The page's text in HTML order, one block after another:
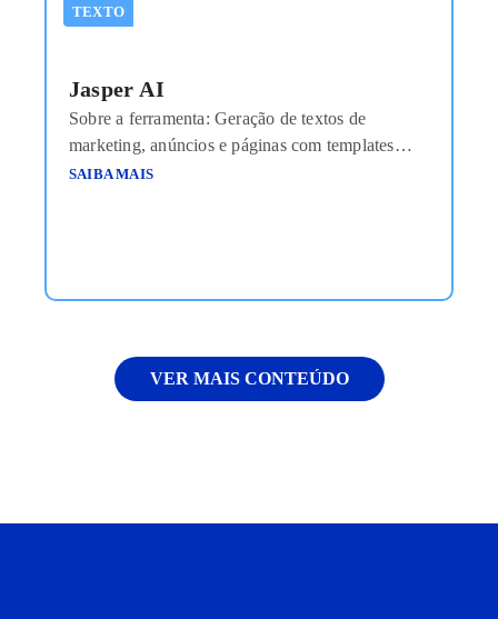
TEXTO
Jasper AI
Sobre a ferramenta: Geração de textos de
marketing, anúncios e páginas com templates
otimizados. Custo aproximado: Planos a partir de
SAIBA MAIS
VER MAIS CONTEÚDO